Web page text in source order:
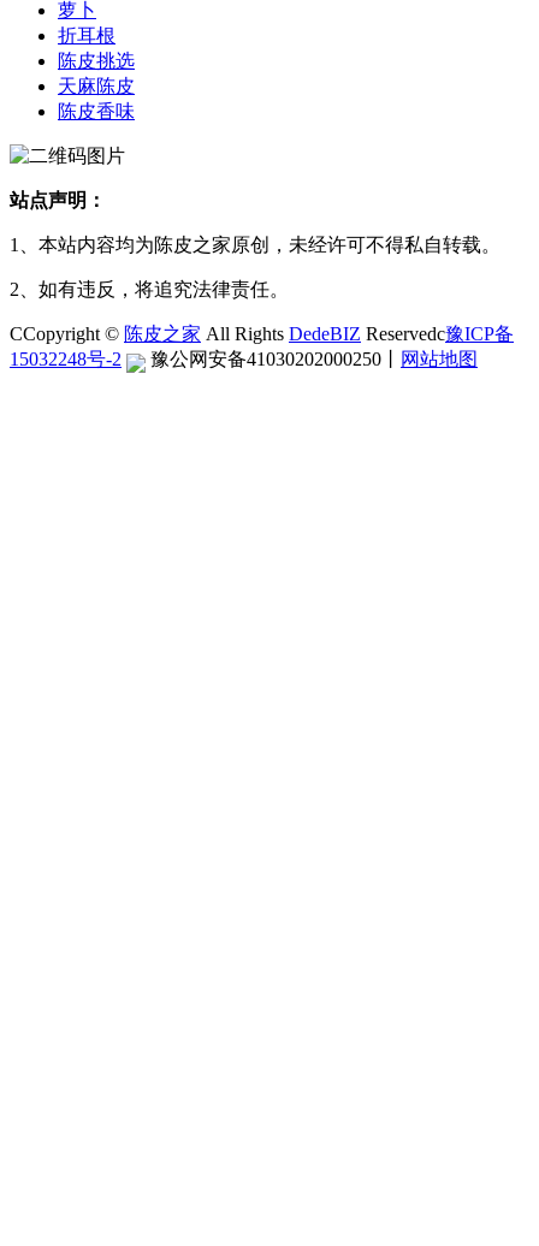
萝卜
折耳根
陈皮挑选
天麻陈皮
陈皮香味
站点声明：
1、本站内容均为陈皮之家原创，未经许可不得私自转载。
2、如有违反，将追究法律责任。
CCopyright © 陈皮之家 All Rights DedeBIZ Reservedc豫ICP备
15032248号-2
豫公网安备41030202000250 网站地图